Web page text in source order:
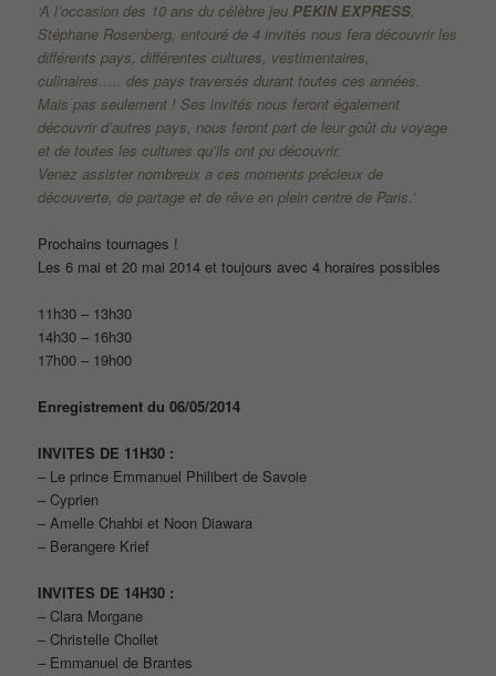
‘A l’occasion des 10 ans du célèbre jeuPEKIN EXPRESS,
Stéphane Rosenberg, entouré de 4 invités nous fera découvrir les
différents pays, différentes cultures, vestimentaires,
culinaires….. des pays traversés durant toutes ces années.
Mais pas seulement ! Ses invités nous feront également
découvrir d’autres pays, nous feront part de leur goût du voyage
et de toutes les cultures qu’ils ont pu découvrir.
Venez assister nombreux a ces moments précieux de
découverte, de partage et de rêve en plein centre de Paris.’
Prochains tournages !
Les 6 mai et 20 mai 2014 et toujours avec 4 horaires possibles
11h30 – 13h30
14h30 – 16h30
17h00 – 19h00
Enregistrement du 06/05/2014
INVITES DE 11H30 :
– Le prince Emmanuel Philibert de Savoie
– Cyprien
– Amelle Chahbi et Noon Diawara
– Berangere Krief
INVITES DE 14H30 :
– Clara Morgane
– Christelle Chollet
– Emmanuel de Brantes